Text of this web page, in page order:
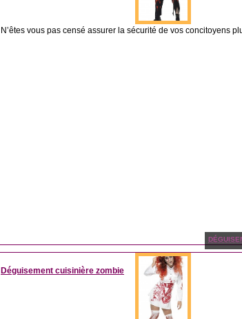
N’êtes vous pas censé assurer la sécurité de vos concitoyens
Déguisement cuisinière zombie